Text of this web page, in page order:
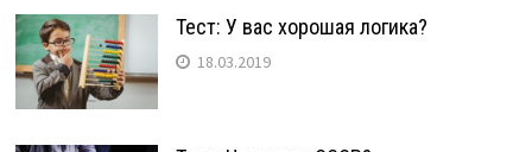
Тест: У вас хорошая логика?
18.03.2019